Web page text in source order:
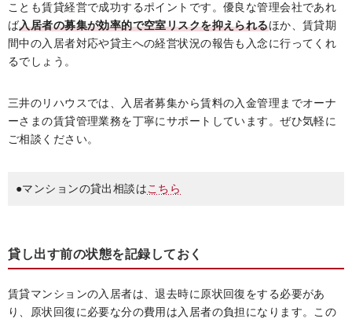
ことも賃貸経営で成功するポイントです。優良な管理会社であれ
ば入居者の募集が効率的で空室リスクを抑えられるほか、賃貸期
間中の入居者対応や貸主への経営状況の報告も入念に行ってくれ
るでしょう。
三井のリハウスでは、入居者募集から賃料の入金管理までオーナ
ーさまの賃貸管理業務を丁寧にサポートしています。ぜひ気軽に
ご相談ください。
●マンションの貸出相談はこちら
貸し出す前の状態を記録しておく
賃貸マンションの入居者は、退去時に原状回復をする必要があ
り、原状回復に必要な分の費用は入居者の負担になります。この